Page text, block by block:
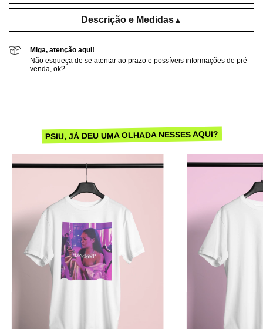
Descrição e Medidas▲
Miga, atenção aqui!
Não esqueça de se atentar ao prazo e possíveis informações de pré
venda, ok?
PSIU, JÁ DEU UMA OLHADA NESSES AQUI?